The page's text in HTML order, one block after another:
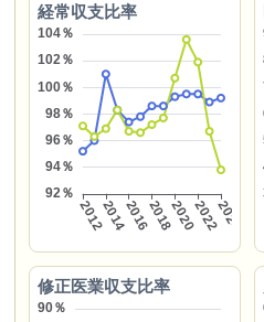
経常収支比率
修正医業収支比率